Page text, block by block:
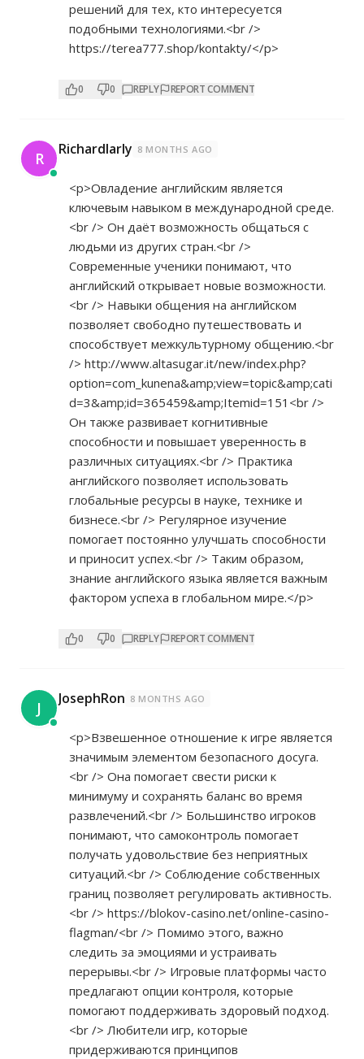
решений для тех, кто интересуется
подобными технологиями.<br />
https://terea777.shop/kontakty/</p>
0 0 REPLY REPORT COMMENT
R Richardlarly 8 MONTHS AGO
<p>Овладение английским является
ключевым навыком в международной среде.
<br /> Он даёт возможность общаться с
людьми из других стран.<br />
Современные ученики понимают, что
английский открывает новые возможности.
<br /> Навыки общения на английском
позволяет свободно путешествовать и
способствует межкультурному общению.<br
/> http://www.altasugar.it/new/index.php?
option=com_kunena&amp;view=topic&amp;cati
d=3&amp;id=365459&amp;Itemid=151<br />
Он также развивает когнитивные
способности и повышает уверенность в
различных ситуациях.<br /> Практика
английского позволяет использовать
глобальные ресурсы в науке, технике и
бизнесе.<br /> Регулярное изучение
помогает постоянно улучшать способности
и приносит успех.<br /> Таким образом,
знание английского языка является важным
фактором успеха в глобальном мире.</p>
0 0 REPLY REPORT COMMENT
J JosephRon 8 MONTHS AGO
<p>Взвешенное отношение к игре является
значимым элементом безопасного досуга.
<br /> Она помогает свести риски к
минимуму и сохранять баланс во время
развлечений.<br /> Большинство игроков
понимают, что самоконтроль помогает
получать удовольствие без неприятных
ситуаций.<br /> Соблюдение собственных
границ позволяет регулировать активность.
<br /> https://blokov-casino.net/online-casino-
flagman/<br /> Помимо этого, важно
следить за эмоциями и устраивать
перерывы.<br /> Игровые платформы часто
предлагают опции контроля, которые
помогают поддерживать здоровый подход.
<br /> Любители игр, которые
придерживаются принципов